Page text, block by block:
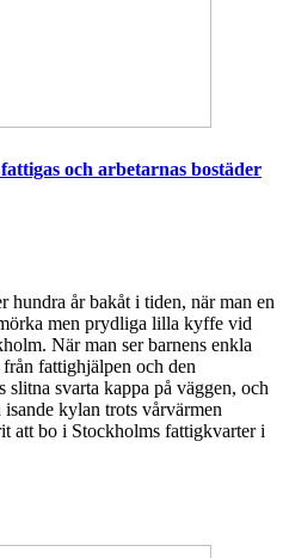
och arbetarnas bostäder
hundra år bakåt i tiden, när man en
men prydliga lilla kyffe vid
När man ser barnens enkla
fattighjälpen och den
slitna svarta kappa på väggen, och
kylan trots vårvärmen
att bo i Stockholms fattigkvarter i